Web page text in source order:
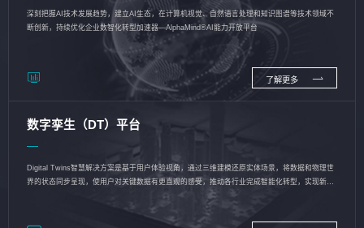
深刻把握AI技术发展趋势，建立AI生态，在计算机视觉、自然语言处理和知识图谱等技术领域不
断创新，持续优化企业数智化转型加速器—AlphaMind®AI能力开放平台
了解更多
数字孪生（DT）平台
Digital Twins智慧解决方案是基于用户体验视角，通过三维建模还原实体场景，将数据和物理世
界的状态同步呈现，使用户对关键数据有更直观的感受，推动各行业完成智能化转型，实现新旧